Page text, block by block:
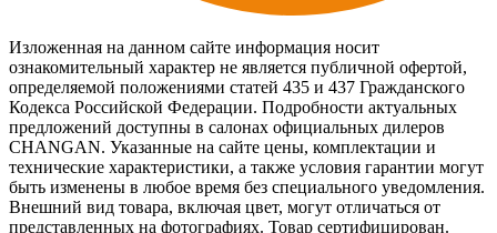
Изложенная на данном сайте информация носит
ознакомительный характер не является публичной офертой,
определяемой положениями статей 435 и 437 Гражданского
Кодекса Российской Федерации. Подробности актуальных
предложений доступны в салонах официальных дилеров
CHANGAN. Указанные на сайте цены, комплектации и
технические характеристики, а также условия гарантии могут
быть изменены в любое время без специального уведомления.
Внешний вид товара, включая цвет, могут отличаться от
представленных на фотографиях. Товар сертифицирован.